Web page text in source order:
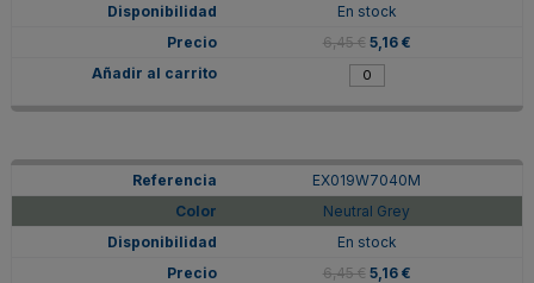
En stock
6,45 € 5,16 €
EX019W7040M
Neutral Grey
En stock
6,45 € 5,16 €